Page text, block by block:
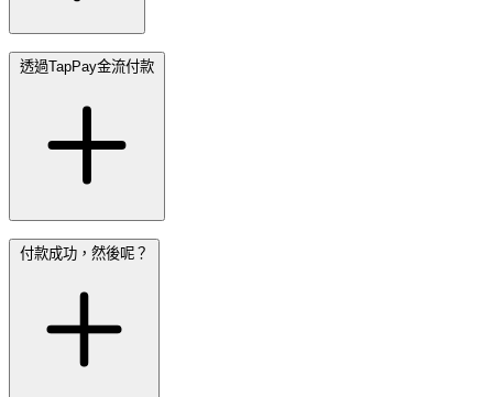
透過TapPay金流付款
付款成功，然後呢？